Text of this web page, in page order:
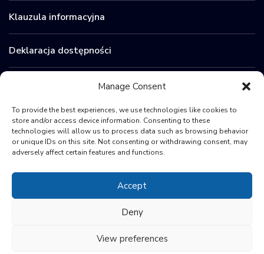
Manage Consent
To provide the best experiences, we use technologies like cookies to
store and/or access device information. Consenting to these
technologies will allow us to process data such as browsing behavior
or unique IDs on this site. Not consenting or withdrawing consent, may
adversely affect certain features and functions.
Accept
Deny
View preferences
Klauzula informacyjna
Deklaracja dostępności
Zamówienia publiczne
BIP
Sygnaliści
© 2024 Polish Space Agency